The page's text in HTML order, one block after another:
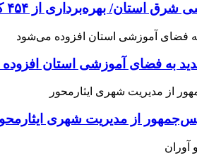
از ۴۵۴ کلاس درس تا مهرماه
از مدیریت شهری